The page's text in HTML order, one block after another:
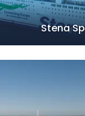
Stena